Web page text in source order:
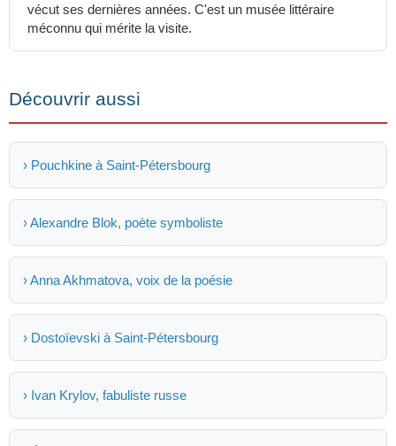
vécut ses dernières années. C'est un musée littéraire
méconnu qui mérite la visite.
Découvrir aussi
› Pouchkine à Saint-Pétersbourg
› Alexandre Blok, poète symboliste
› Anna Akhmatova, voix de la poésie
› Dostoïevski à Saint-Pétersbourg
› Ivan Krylov, fabuliste russe